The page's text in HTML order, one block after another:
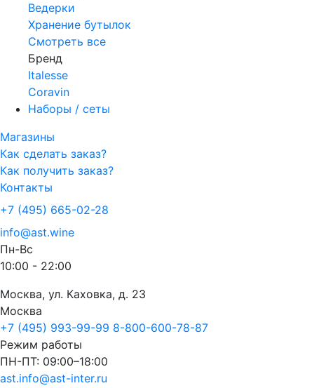
Ведерки
Хранение бутылок
Смотреть все
Бренд
Italesse
Coravin
Наборы / сеты
Магазины
Как сделать заказ?
Как получить заказ?
Контакты
+7 (495) 665-02-28
info@ast.wine
Пн-Вс
10:00 - 22:00
Москва, ул. Каховка, д. 23
Москва
+7 (495) 993-99-99 8-800-600-78-87
Режим работы
ПН-ПТ: 09:00–18:00
ast.info@ast-inter.ru